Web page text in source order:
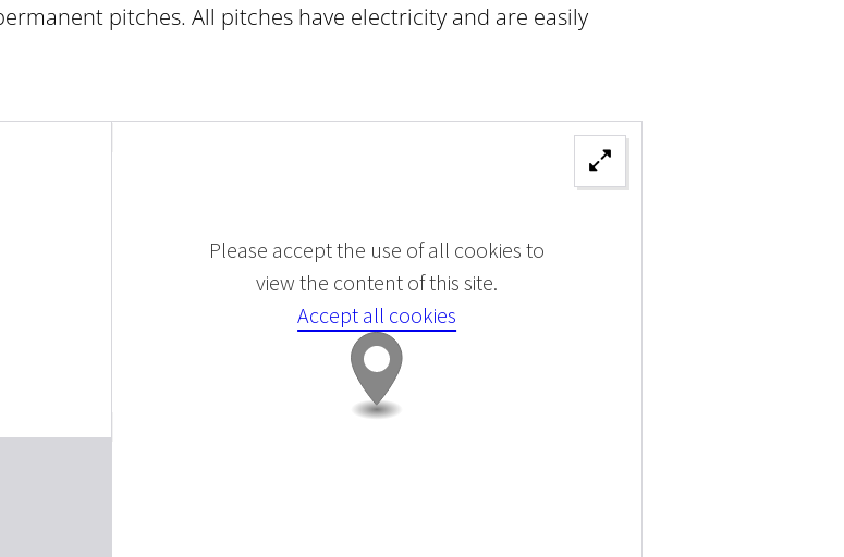
pitches. All pitches have electricity and are easily
Please accept the use of all cookies to
view the content of this site.
Accept all cookies